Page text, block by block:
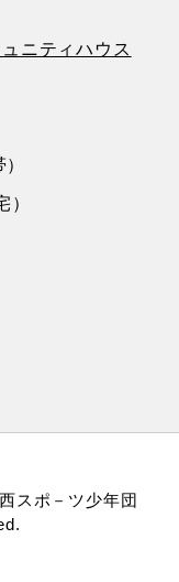
ニティハウス
スポ－ツ少年団